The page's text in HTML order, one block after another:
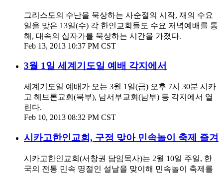
그리스도의 수난을 묵상하는 사순절의 시작, 재의 수요
일을 맞은 13일(수) 각 한인교회들도 수요 저녁예배를 통
해, 대속의 십자가를 묵상하는 시간을 가졌다.
Feb 13, 2013 10:37 PM CST
3월 1일 세계기도일 예배 각지에서
세계기도일 예배가 오는 3월 1일(금) 오후 7시 30분 시카
고 헤브론교회(북부), 남서부교회(남부) 등 각지에서 열
린다.
Feb 10, 2013 08:32 PM CST
시카고한인교회, 구정 맞아 민속놀이 축제 즐겨
시카고한인교회(서창권 담임목사)는 2월 10일 주일, 한
국의 전통 민속 명절인 설날을 맞이해 민속놀이 축제를